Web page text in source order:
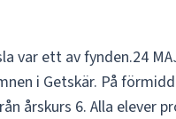
var ett av fynden.24
i Getskär. På
årskurs 6. Alla elever